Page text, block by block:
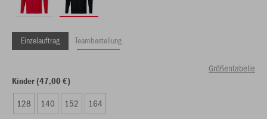
Einzelauftrag Teambestellung
Größentabelle
Kinder (47,00 €)
128 140 152 164